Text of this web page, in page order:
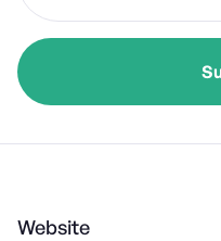
Website